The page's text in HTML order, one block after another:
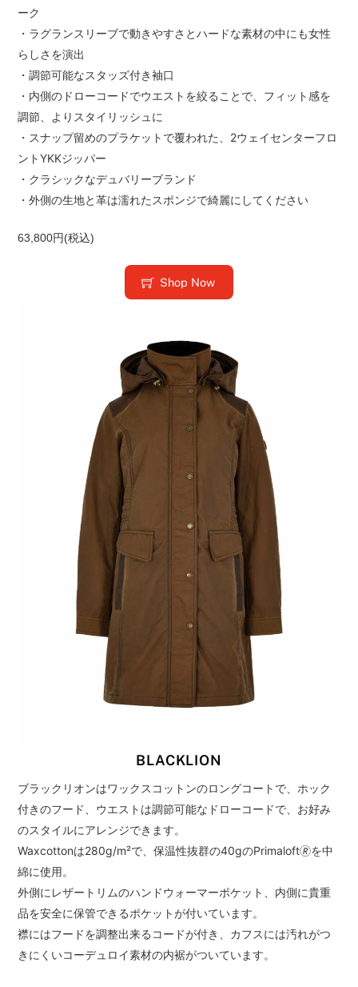
ーク
・ラグランスリーブで動きやすさとハードな素材の中にも女性
らしさを演出
・調節可能なスタッズ付き袖口
・内側のドローコードでウエストを絞ることで、フィット感を
調節、よりスタイリッシュに
・スナップ留めのプラケットで覆われた、2ウェイセンターフロ
ントYKKジッパー
・クラシックなデュバリーブランド
・外側の生地と革は濡れたスポンジで綺麗にしてください
63,800円(税込)
Shop Now
BLACKLION
ブラックリオンはワックスコットンのロングコートで、ホック
付きのフード、ウエストは調節可能なドローコードで、お好み
のスタイルにアレンジできます。
Waxcottonは280g/m²で、保温性抜群の40gのPrimaloft🄬を中
綿に使用。
外側にレザートリムのハンドウォーマーポケット、内側に貴重
品を安全に保管できるポケットが付いています。
襟にはフードを調整出来るコードが付き、カフスには汚れがつ
きにくいコーデュロイ素材の内裾がついています。